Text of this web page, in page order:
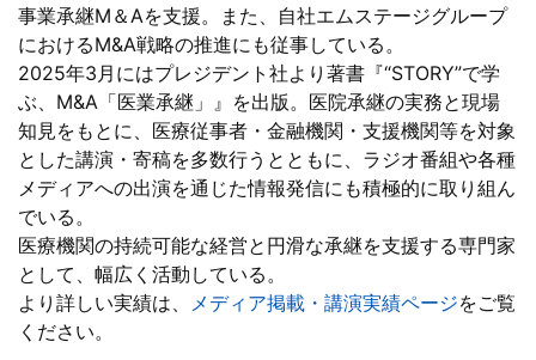
事業承継M＆Aを支援。また、自社エムステージグループ
におけるM&A戦略の推進にも従事している。
2025年3月にはプレジデント社より著書『“STORY”で学
ぶ、M&A「医業承継」』を出版。医院承継の実務と現場
知見をもとに、医療従事者・金融機関・支援機関等を対象
とした講演・寄稿を多数行うとともに、ラジオ番組や各種
メディアへの出演を通じた情報発信にも積極的に取り組ん
でいる。
医療機関の持続可能な経営と円滑な承継を支援する専門家
として、幅広く活動している。
より詳しい実績は、 メディア掲載・講演実績ページをご覧
ください。